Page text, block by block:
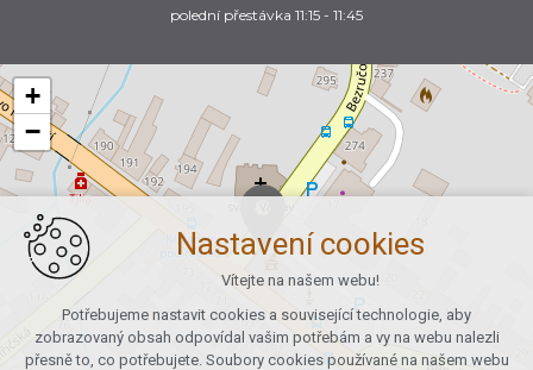
polední přestávka 11:15 - 11:45
+
−
Nastavení cookies
Vítejte na našem webu!
Potřebujeme nastavit cookies a související technologie, aby
zobrazovaný obsah odpovídal vašim potřebám a vy na webu nalezli
přesně to, co potřebujete. Soubory cookies používané na našem webu